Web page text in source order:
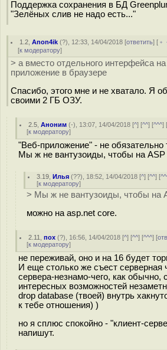
Поддержка сохранения в БД
"Зелёных слив не надо есть..."
1.2 ,Anon4ik (?), 12:33, 14/04/2018 [ответить] [
[к модератору]
> а вместо отдельного интерфейса
приложение в браузере
Спасибо, этого мне и не хватало. Я
своими 2 ГБ ОЗУ.
2.5 ,Аноним (-), 13:07, 14/04/2018 [^] [^^] [^^^]
[к модератору]
"Веб-приложение" - не обязательно
Мы ж не вантузоиды, чтобы на ASP
3.19 ,Илья (??), 18:52, 14/04/2018 [^] [^^] [
[к модератору]
> Мы ж не вантузоиды, чтобы на
можно на asp.net core.
2.11 ,пох (?), 16:56, 14/04/2018 [^] [^^] [^^^] [
[к модератору]
не переживай, оно и на 16 будет
И еще столько же съест серверная
сервера-незнамо-чего, как обычно,
интересных возможностей
drop database (твоей) внутрь
к тебе отношения) )
но я сплюс спокойно - "клиент-
напишут.